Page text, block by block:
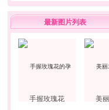
最新图片列表
手握玫瑰花 美